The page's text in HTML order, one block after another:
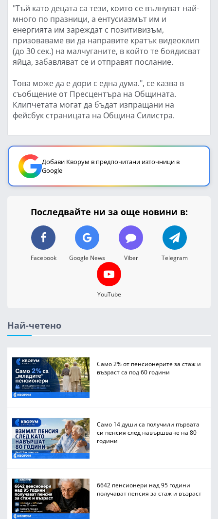
"Тъй като децата са тези, които се вълнуват най-
много по празници, а ентусиазмът им и
енергията им зареждат с позитивизъм,
призоваваме ви да направите кратък видеоклип
(до 30 сек.) на малчуганите, в който те боядисват
яйца, забавляват се и отправят послание.
Това може да е дори с една дума.", се казва в
съобщение от Пресцентъра на Общината.
Клипчетата могат да бъдат изпращани на
фейсбук страницата на Община Силистра.
Добави Кворум в предпочитани източници в
Google
Последвайте ни за още новини в:
Facebook Google News Viber Telegram
YouTube
Най-четено
Само 2% от пенсионерите за стаж и
възраст са под 60 години
Само 14 души са получили първата
си пенсия след навършване на 80
години
6642 пенсионери над 95 години
получават пенсия за стаж и възраст